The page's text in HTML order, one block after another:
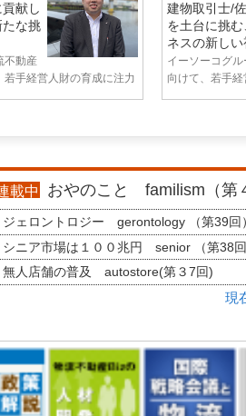
献し
な挑
不動産
若手経営人財の育成に注力
建物取引士/
を土台に挑
ネスの新し
イーソーコグ
向けて、若手
載中 おやのこと familism（第
ジェロントロジー gerontology （第39回
シニア市場は１００兆円 senior （第38
無人店舗の普及 autostore(第３7回)
現